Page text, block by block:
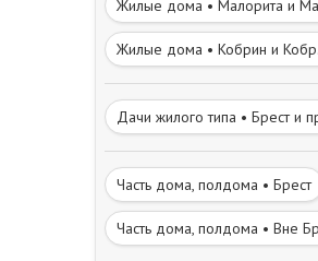
Жилые дома • Малорита и
Жилые дома • Кобрин и
Дачи жилого типа • Брест и
Часть дома, полдома • Брест
Часть дома, полдома • Вне